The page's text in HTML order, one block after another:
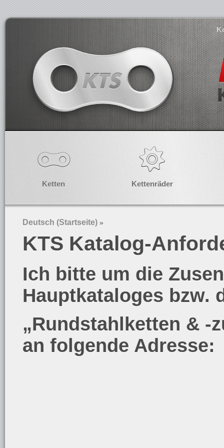
Ketten Kettenräder
Deutsch (Startseite) »
KTS Katalog-
Ich bitte um die
Hauptkataloges bzw.
„Rundstahlketten & -
an folgende